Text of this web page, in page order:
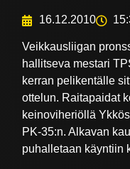
16.12.2010
Veikkausliigan
hallitseva mestari
kerran pelikentälle
ottelun. Raitapaidat
keinoviheriöllä
PK-35:n. Alkavan
puhalletaan käyntiin